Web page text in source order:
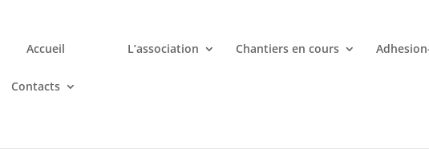
Accueil L’association Chantiers en cours
Contacts
où et n’importe quand avec votre smartphone chez